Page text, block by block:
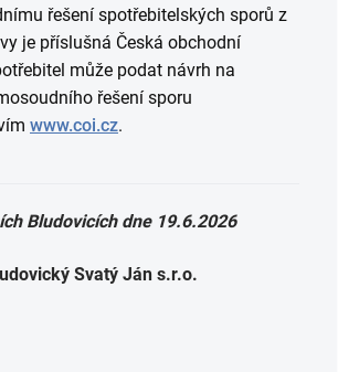
řešení spotřebitelských sporů z
je příslušná Česká obchodní
může podat návrh na
řešení sporu
www.coi.cz.
Bludovicích dne 19.6.2026
Svatý Ján s.r.o.